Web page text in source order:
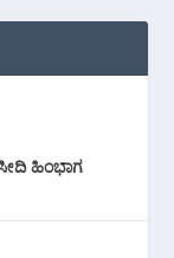
ಹಿಂಭಾಗ